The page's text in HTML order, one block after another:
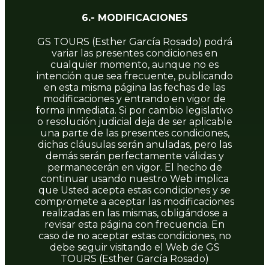
6.- MODIFICACIONES
GS TOURS (Esther García Rosado) podrá
variar las presentes condiciones en
cualquier momento, aunque no es
intención que sea frecuente, publicando
en esta misma página las fechas de las
modificaciones y entrando en vigor de
forma inmediata. Si por cambio legislativo
o resolución judicial deja de ser aplicable
una parte de las presentes condiciones,
dichas cláusulas serán anuladas, pero las
demás serán perfectamente válidas y
permanecerán en vigor. El hecho de
continuar usando nuestro Web implica
que Usted acepta estas condiciones y se
compromete a aceptar las modificaciones
realizadas en las mismas, obligándose a
revisar esta página con frecuencia. En
caso de no aceptar estas condiciones, no
debe seguir visitando el Web de GS
TOURS (Esther García Rosado)